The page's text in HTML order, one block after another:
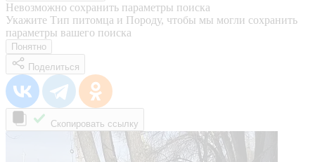
Невозможно сохранить параметры поиска
Укажите Тип питомца и Породу, чтобы мы могли сохранить
параметры вашего поиска
Понятно
Поделиться
Скопировать ссылку